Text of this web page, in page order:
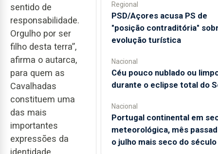
sentido de
responsabilidade.
Orgulho por ser
filho desta terra”,
afirma o autarca,
para quem as
Cavalhadas
constituem uma
das mais
importantes
expressões da
Regional
PSD/Açores acusa PS de
"posição contraditória"
evolução turística
Nacional
Céu pouco nublado ou
durante o eclipse total do
Nacional
Portugal continental em
meteorológica, mês
o julho mais seco do século